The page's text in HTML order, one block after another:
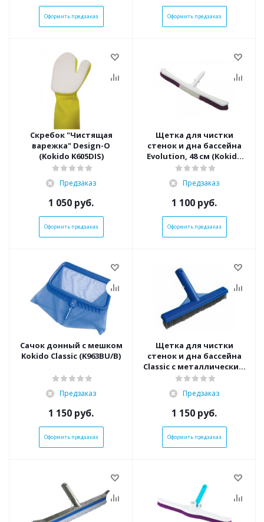
Оформить предзаказ Оформить предзаказ
Скребок "Чистящая
варежка" Design-O
(Kokido K605DIS)
Предзаказ
1 050 руб.
Оформить предзаказ
Щетка для чистки
стенок и дна бассейна
Evolution, 48 см (Kokido
K304CB/PB)
Предзаказ
1 100 руб.
Оформить предзаказ
Сачок донный с мешком
Kokido Classic (K963BU/B)
Предзаказ
1 150 руб.
Оформить предзаказ
Щетка для чистки
стенок и дна бассейна
Classic с металлическим
ворсом, 25 см (Kokido
Предзаказ
1 150 руб.
Оформить предзаказ